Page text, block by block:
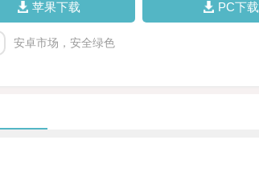
苹果下载 PC下载
安卓市场，安全绿色